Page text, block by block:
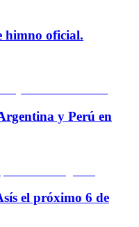
himno oficial.
y Perú en
el próximo 6 de